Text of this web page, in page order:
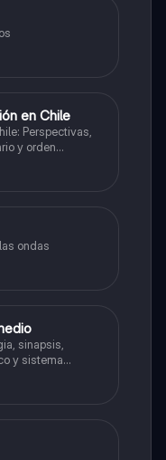
en Chile
Perspectivas,
y orden
"Era Portaliana"
ondas
sinapsis,
y sistema